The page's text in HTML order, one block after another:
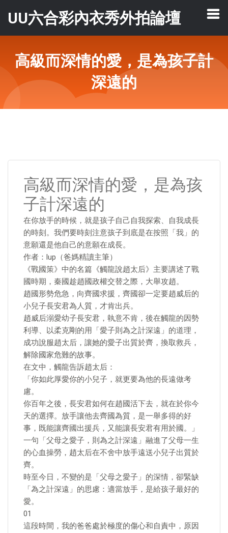
UU六合彩內衣秀外拍論壇
高級而深情的愛，是為孩子計
深遠的
高級而深情的愛，是為孩
子計深遠的
在你放手的時候，就是孩子自己自我探索、自我成長
的時刻。我們要時刻注意孩子到底是在按照「我」的
意願還是他自己的意願在成長。
作者：lup（爸媽精讀主筆）
《戰國策》中的名篇《觸龍說趙太后》主要講述了戰
國時期，秦國趁趙國政權交替之際，大舉攻趙。
趙國形勢危急，向齊國求援，齊國卻一定要趙威后的
小兒子長安君為人質，才肯出兵。
趙威后溺愛幼子長安君，執意不肯，後在觸龍的因勢
利導、以柔克剛的用「愛子則為之計深遠」的道理，
成功說服趙太后，讓她的愛子出質於齊，換取救兵，
解除國家危難的故事。
在文中，觸龍告訴趙太后：
「你如此厚愛你的小兒子，就更要為他的長遠做考
慮。
你百年之後，長安君如何在趙國活下去，就在於你今
天的選擇。放手讓他去齊國為質，是一舉多得的好
事，既能讓齊國出援兵，又能讓長安君有用於國。」
一句「父母之愛子，則為之計深遠」融進了父母一生
的心血操勞，趙太后在不舍中放手遠送小兒子出質於
齊。
時至今日，不變的是「父母之愛子」的深情，卻緊缺
「為之計深遠」的思慮：適當放手，是給孩子最好的
愛。
01
這段時間，我的爸爸處於極度的傷心和自責中，原因